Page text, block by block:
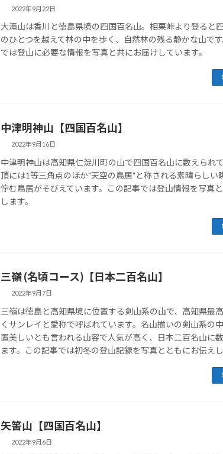
2022年9月22日
大滝山は香川と徳島県境の四国百名山。相栗峠より登ると
のひとつを越えて林の中を歩く、自然林の残る静かな山で
では登山に必要な情報を写真と共にお届けしています。
中津明神山【四国百名山】
2022年9月16日
中津明神山は高知県仁淀川町の山で四国百名山に数えられ
頂には1等三角点のほか"天空の鳥居"と称される素晴らしい
佇む鳥居がそびえています。この記事では登山情報を写真
します。
三嶺 (名頃コース)【日本二百名山】
2022年9月7日
三嶺は徳島と高知県境に位置する剣山系の山で、高知県最
くサンレイと愛称で呼ばれています。名山揃いの剣山系の
置美しいとも言われる山容で人気が高く、日本二百名山に
ます。この記事では初冬の登山記録を写真とともにお伝えし
矢筈山【四国百名山】
2022年9月6日